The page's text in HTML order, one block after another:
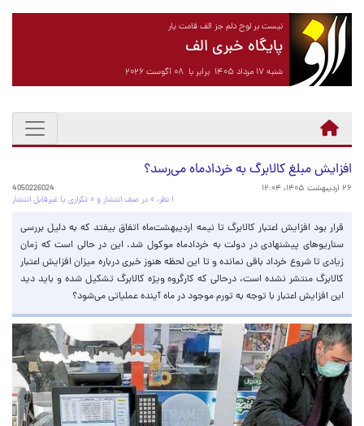
نیست بر لوح دلم جز الف قامت یار
پایگاه خبری الف
شنبه ۱۷ مرداد ۱۴۰۵ برابر با ۰۸ آگوست ۲۰۲۶
افزایش مبلغ کالابرگ به خردادماه می‌رسد؟
۲۶ اردیبهشت ۱۴۰۵، ۱۲:۰۴
4050226024
۱ نظر، ۰ در صف انتشار و ۰ تکراری یا غیرقابل انتشار
قرار بود افزایش اعتبار کالابرگ تا نیمه اردیبهشت‌ماه اتفاق بیفتد که به دلیل بررسی
سناریوهای پیشنهادی در دولت به خردادماه موکول شد. این در حالی است که زمان
زیادی تا شروع خرداد باقی نمانده و تا این لحظه هنوز خبری درباره میزان افزایش اعتبار
کالابرگ منتشر نشده است، درحالی که کارگروه ویژه کالابرگ تشکیل شده و باید دید
این افزایش اعتبار با توجه به تورم موجود در ماه آینده عملیاتی می‌شود؟